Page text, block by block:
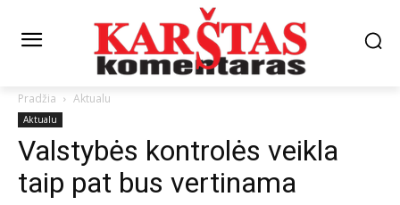
Pradžia Aktualu
Aktualu
Valstybės kontrolės veikla
taip pat bus vertinama